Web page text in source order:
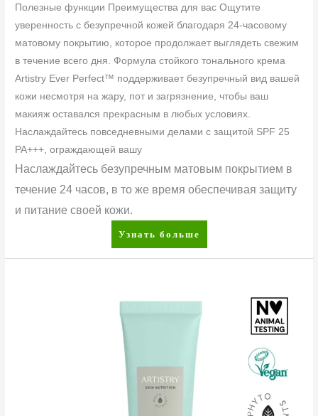
Полезные функции Преимущества для вас Ощутите
уверенность с безупречной кожей благодаря 24-часовому
матовому покрытию, которое продолжает выглядеть свежим
в течение всего дня. Формула стойкого тонального крема
Artistry Ever Perfect™ поддерживает безупречный вид вашей
кожи несмотря на жару, пот и загрязнение, чтобы ваш
макияж оставался прекрасным в любых условиях.
Наслаждайтесь повседневными делами с защитой SPF 25
PA+++, ограждающей вашу
Наслаждайтесь безупречным матовым покрытием в
течение 24 часов, в то же время обеспечивая защиту
и питание своей кожи.
Узнать больше
Nutrition™
Дневной
увлажняющий
лосьон
SPF
30